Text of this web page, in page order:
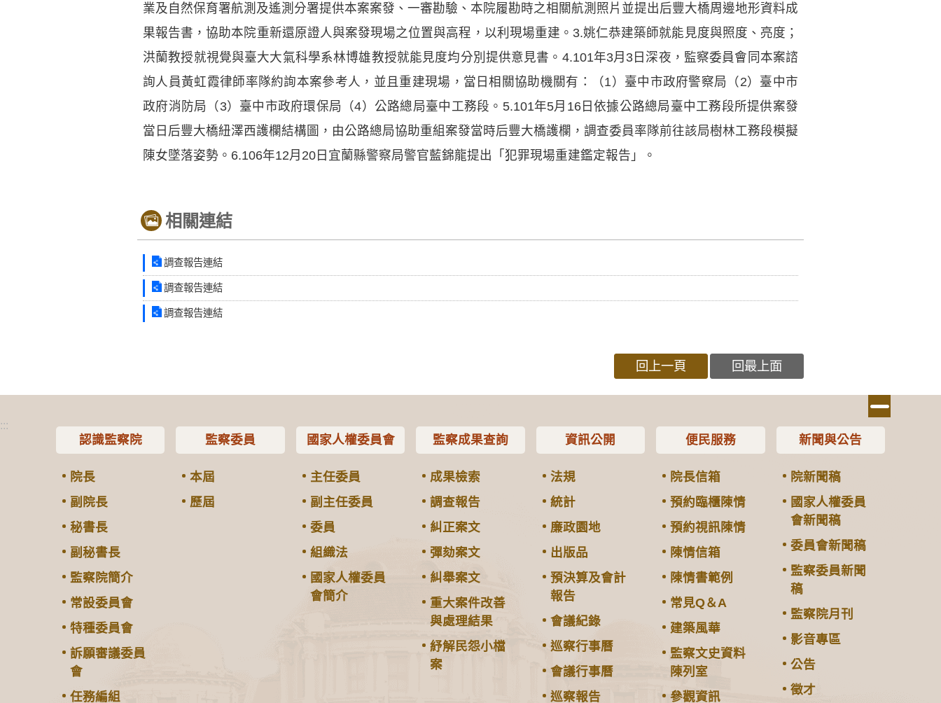
業及自然保育署航測及遙測分署提供本案案發、一審勘驗、本院履勘時之相關航測照片並提出后豐大橋周邊地形資料成
果報告書，協助本院重新還原證人與案發現場之位置與高程，以利現場重建。3.姚仁恭建築師就能見度與照度、亮度；
洪蘭教授就視覺與臺大大氣科學系林博雄教授就能見度均分別提供意見書。4.101年3月3日深夜，監察委員會同本案諮
詢人員黃虹霞律師率隊約詢本案參考人，並且重建現場，當日相關協助機關有：（1）臺中市政府警察局（2）臺中市
政府消防局（3）臺中市政府環保局（4）公路總局臺中工務段。5.101年5月16日依據公路總局臺中工務段所提供案發
當日后豐大橋紐澤西護欄結構圖，由公路總局協助重組案發當時后豐大橋護欄，調查委員率隊前往該局樹林工務段模擬
陳女墜落姿勢。6.106年12月20日宜蘭縣警察局警官藍錦龍提出「犯罪現場重建鑑定報告」。
相關連結
調查報告連結
調查報告連結
調查報告連結
回上一頁 回最上面
:::
認識監察院
院長
副院長
秘書長
副秘書長
監察院簡介
常設委員會
特種委員會
訴願審議委員
會
任務編組
監察委員
本屆
歷屆
國家人權委員會
主任委員
副主任委員
委員
組織法
國家人權委員
會簡介
監察成果查詢
成果檢索
調查報告
糾正案文
彈劾案文
糾舉案文
重大案件改善
與處理結果
紓解民怨小檔
案
資訊公開
法規
統計
廉政園地
出版品
預決算及會計
報告
會議紀錄
巡察行事曆
會議行事曆
巡察報告
便民服務
院長信箱
預約臨櫃陳情
預約視訊陳情
陳情信箱
陳情書範例
常見Q＆A
建築風華
監察文史資料
陳列室
參觀資訊
新聞與公告
院新聞稿
國家人權委員
會新聞稿
委員會新聞稿
監察委員新聞
稿
監察院月刊
影音專區
公告
徵才